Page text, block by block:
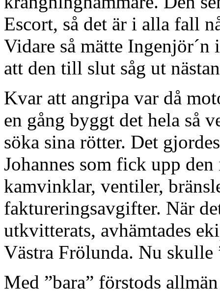
Escort, så det är i alla fall
Vidare så mätte
att den till slut såg ut
Kvar att angripa var då
en gång byggt det hela så
söka sina rötter. Det
Johannes som fick upp
kamvinklar, ventiler,
faktureringsavgifter. När
utkvitterats, avhämtades
Västra Frölunda. Nu skulle
Med ”bara” förstods